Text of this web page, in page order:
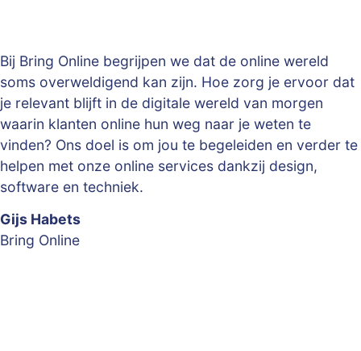
Bij Bring Online begrijpen we dat de online wereld
soms overweldigend kan zijn. Hoe zorg je ervoor dat
je relevant blijft in de digitale wereld van morgen
waarin klanten online hun weg naar je weten te
vinden? Ons doel is om jou te begeleiden en verder te
helpen met onze online services dankzij design,
software en techniek.
Gijs Habets
Bring Online